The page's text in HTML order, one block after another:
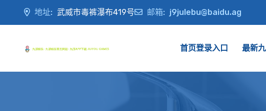
地址: 武威市毒裤瀑布419号 邮箱: j9julebu@baidu.ag
首页登录入口 最新